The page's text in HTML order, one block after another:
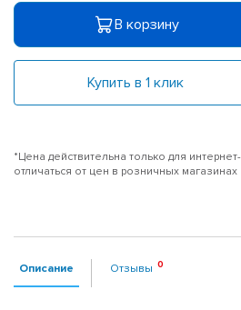
В корзину
Купить в 1 клик
*Цена действительна только для
отличаться от цен в розничных магазинах
Описание Отзывы